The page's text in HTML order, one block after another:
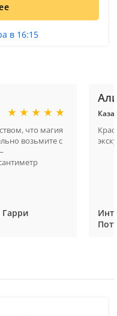
в 16:15
что магия
возьмите с
Гарри